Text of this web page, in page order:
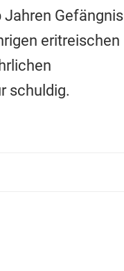
Gefängnis
eritreischen
schuldig.